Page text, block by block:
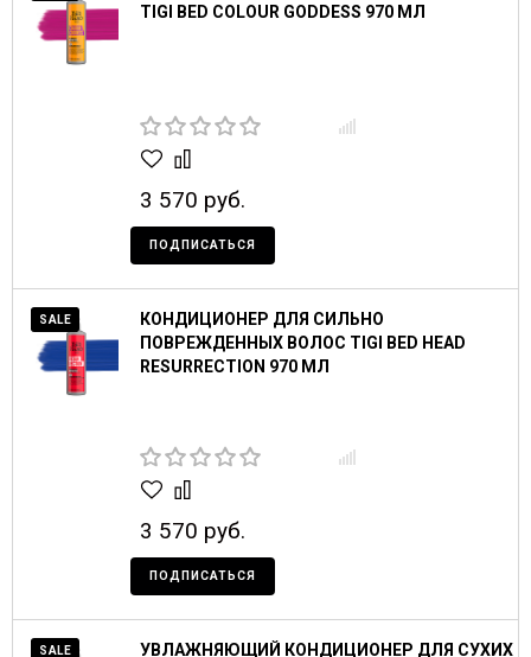
TIGI BED COLOUR GODDESS 970 МЛ
3 570 руб.
ПОДПИСАТЬСЯ
SALE
КОНДИЦИОНЕР ДЛЯ СИЛЬНО
ПОВРЕЖДЕННЫХ ВОЛОС TIGI BED HEAD
RESURRECTION 970 МЛ
3 570 руб.
ПОДПИСАТЬСЯ
SALE УВЛАЖНЯЮЩИЙ КОНДИЦИОНЕР ДЛЯ СУХИХ